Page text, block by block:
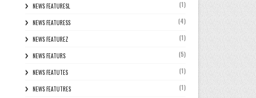
NEWS FEATURESL (1)
NEWS FEATURESS (4)
NEWS FEATUREZ (1)
NEWS FEATURS (5)
NEWS FEATUTES (1)
NEWS FEATUTRES (1)